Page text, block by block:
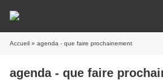
Accueil » agenda - que faire prochainement
agenda - que faire